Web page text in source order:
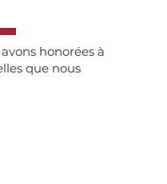
honorées à
que nous